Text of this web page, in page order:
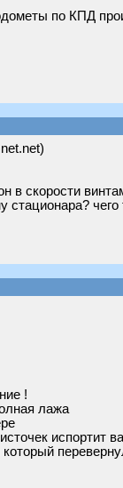
по КПД
в скорости
чего
!
лажа
испортит